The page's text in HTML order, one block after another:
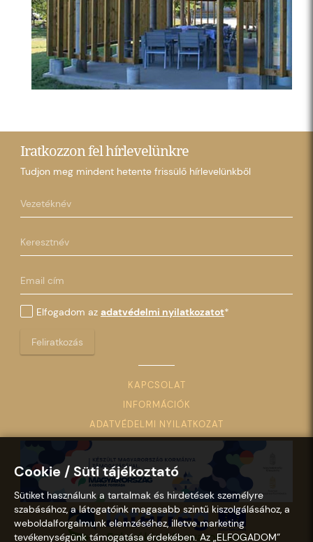
Iratkozzon fel hírlevelünkre
Tudjon meg mindent hetente frissülő hírlevelünkből
Elfogadom az adatvédelmi nyilatkozatot*
Feliratkozás
KAPCSOLAT
INFORMÁCIÓK
ADATVÉDELMI NYILATKOZAT
Cookie / Süti tájékoztató
Sütiket használunk a tartalmak és hirdetések személyre
szabásához, a látogatóink magasabb szintű kiszolgálásához, a
weboldalforgalmunk elemzéséhez, illetve marketing
tevékenységünk támogatása érdekében. Az „ELFOGADOM”